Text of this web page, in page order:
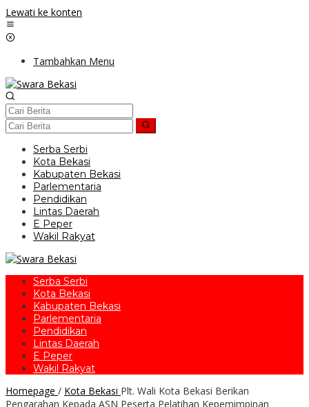
Lewati ke konten
Tambahkan Menu
Serba Serbi
Kota Bekasi
Kabupaten Bekasi
Parlementaria
Pendidikan
Lintas Daerah
E Peper
Wakil Rakyat
Serba Serbi
Kota Bekasi
Kabupaten Bekasi
Parlementaria
Pendidikan
Lintas Daerah
E Peper
Wakil Rakyat
Homepage / Kota Bekasi Plt. Wali Kota Bekasi Berikan
Pengarahan Kepada ASN Peserta Pelatihan Kepemimpinan